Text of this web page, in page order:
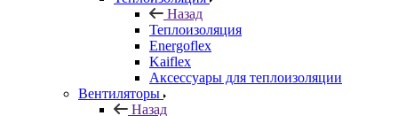
Назад
Теплоизоляция
Energoflex
Kaiflex
Аксессуары для теплоизоляции
Вентиляторы
Назад